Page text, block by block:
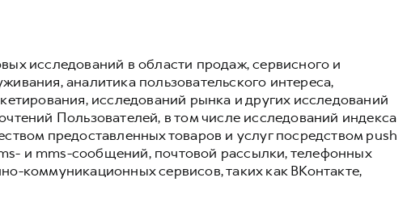
исследований в области продаж, сервисного и
аналитика пользовательского интереса,
исследований рынка и других исследований
Пользователей, в том числе исследований индекса
предоставленных товаров и услуг посредством push
и mms-сообщений, почтовой рассылки, телефонных
коммуникационных сервисов, таких как ВКонтакте,